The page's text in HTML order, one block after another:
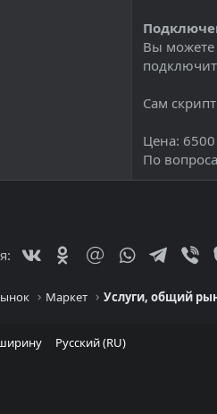
Вы можете
Сам
Цена:
По
VkontakteOdnoklassniki
Mail.ruWhatsApp
Маркет Услуги, общий
Русский (RU)